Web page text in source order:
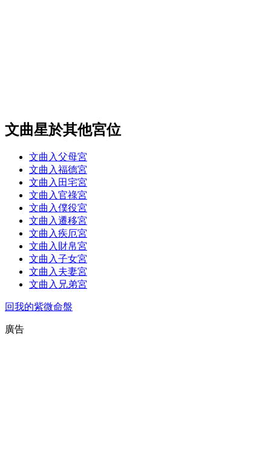
文曲星於其他宮位
文曲入父母宮
文曲入福德宮
文曲入田宅宮
文曲入官祿宮
文曲入僕役宮
文曲入遷移宮
文曲入疾厄宮
文曲入財帛宮
文曲入子女宮
文曲入夫妻宮
文曲入兄弟宮
回我的紫微命盤
廣告